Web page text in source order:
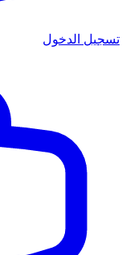
تسجيل الدخول